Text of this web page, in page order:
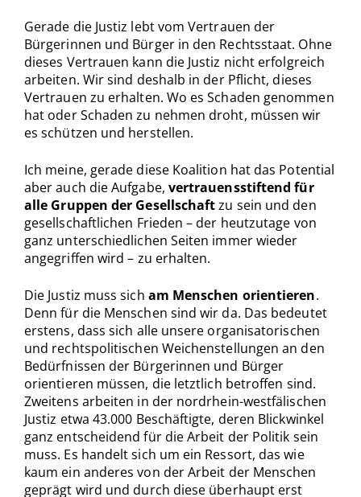
Gerade die Justiz lebt vom Vertrauen der
Bürgerinnen und Bürger in den Rechtsstaat. Ohne
dieses Vertrauen kann die Justiz nicht erfolgreich
arbeiten. Wir sind deshalb in der Pflicht, dieses
Vertrauen zu erhalten. Wo es Schaden genommen
hat oder Schaden zu nehmen droht, müssen wir
es schützen und herstellen.
Ich meine, gerade diese Koalition hat das Potential
aber auch die Aufgabe, vertrauensstiftend für
alle Gruppen der Gesellschaftzu sein und den
gesellschaftlichen Frieden – der heutzutage von
ganz unterschiedlichen Seiten immer wieder
angegriffen wird – zu erhalten.
Die Justiz muss sich am Menschen orientieren.
Denn für die Menschen sind wir da. Das bedeutet
erstens, dass sich alle unsere organisatorischen
und rechtspolitischen Weichenstellungen an den
Bedürfnissen der Bürgerinnen und Bürger
orientieren müssen, die letztlich betroffen sind.
Zweitens arbeiten in der nordrhein-westfälischen
Justiz etwa 43.000 Beschäftigte, deren Blickwinkel
ganz entscheidend für die Arbeit der Politik sein
muss. Es handelt sich um ein Ressort, das wie
kaum ein anderes von der Arbeit der Menschen
geprägt wird und durch diese überhaupt erst